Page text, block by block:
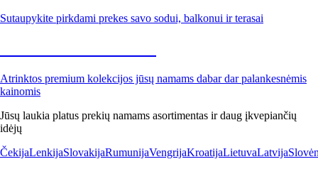
Sutaupykite pirkdami prekes savo sodui, balkonui ir terasai
Atrinktos premium kolekcijos jūsų namams dabar dar palankesnėmis
kainomis
Jūsų laukia platus prekių namams asortimentas ir daug įkvepiančių
idėjų
ČekijaLenkijaSlovakijaRumunijaVengrijaKroatijaLietuvaLatvija